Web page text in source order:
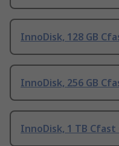
InnoDisk, 128 GB
InnoDisk, 256 GB
InnoDisk, 1 TB Cfast